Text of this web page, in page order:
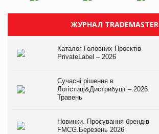
ЖУРНАЛ TRADEMASTER
Каталог Головних Проєктів
PrivateLabel – 2026
Сучасні рішення в
Логістиці&Дистрибуції – 2026.
Травень
Новинки. Просування брендів
FMCG.Березень 2026